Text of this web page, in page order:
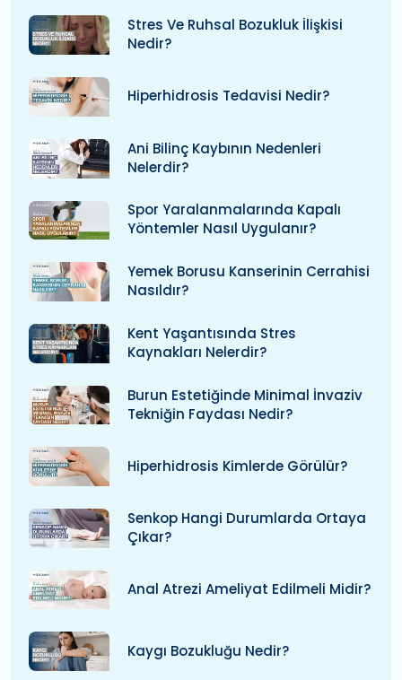
Stres Ve Ruhsal Bozukluk İlişkisi
Nedir?
Hiperhidrosis Tedavisi Nedir?
Ani Bilinç Kaybının Nedenleri
Nelerdir?
Spor Yaralanmalarında Kapalı
Yöntemler Nasıl Uygulanır?
Yemek Borusu Kanserinin Cerrahisi
Nasıldır?
Kent Yaşantısında Stres
Kaynakları Nelerdir?
Burun Estetiğinde Minimal İnvaziv
Tekniğin Faydası Nedir?
Hiperhidrosis Kimlerde Görülür?
Senkop Hangi Durumlarda Ortaya
Çıkar?
Anal Atrezi Ameliyat Edilmeli Midir?
Kaygı Bozukluğu Nedir?